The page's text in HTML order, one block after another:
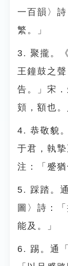
一百韻〉
繁。」
3. 聚攏。
王鐘鼓之
告。」宋
頞，額也
4. 恭敬貌
于君，執
注：「蹙
5. 踩踏。
圖〉詩：
能及。」
6. 踢。通